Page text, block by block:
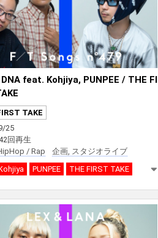
feat. Kohjiya, PUNPEE / THE FI
TAKE
25
回再生
/ Rap
企画, スタジオライブ
PUNPEE THE FIRST TAKE